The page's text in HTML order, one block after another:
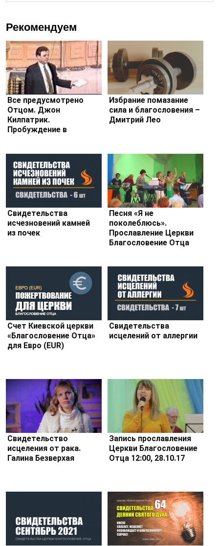
Рекомендуем
Все предусмотрено
Отцом. Джон
Килпатрик.
Пробуждение в
Избрание помазание
сила и благословения –
Дмитрий Лео
Свидетельства
исчезновений камней
из почек
Песня «Я не
поколеблюсь».
Прославление Церкви
Благословение Отца
Cчет Киевской церкви
«Благословение Отца»
для Евро (EUR)
Свидетельства
исцелений от аллергии
Свидетельство
исцеления от рака.
Галина Безверхая
Запись прославления
Церкви Благословение
Отца 12:00, 28.10.17